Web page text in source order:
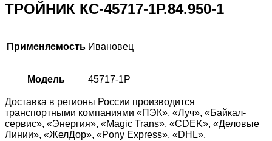
ТРОЙНИК КС-45717-1Р.84.950-1
Применяемость Ивановец
Модель 45717-1P
Доставка в регионы России производится
транспортными компаниями «ПЭК», «Луч», «Байкал-
сервис», «Энергия», «Magic Trans», «CDEK», «Деловые
Линии», «ЖелДор», «Pony Express», «DHL»,